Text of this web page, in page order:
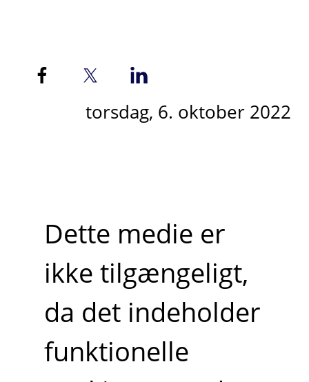
torsdag, 6. oktober 2022
Dette medie er
ikke tilgængeligt,
da det indeholder
funktionelle